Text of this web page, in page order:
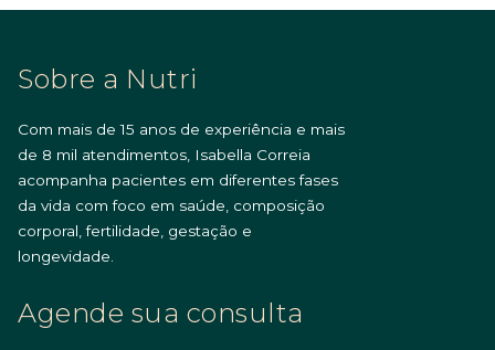
Sobre a Nutri
Com mais de 15 anos de experiência e mais
de 8 mil atendimentos, Isabella Correia
acompanha pacientes em diferentes fases
da vida com foco em saúde, composição
corporal, fertilidade, gestação e
longevidade.
Agende sua consulta